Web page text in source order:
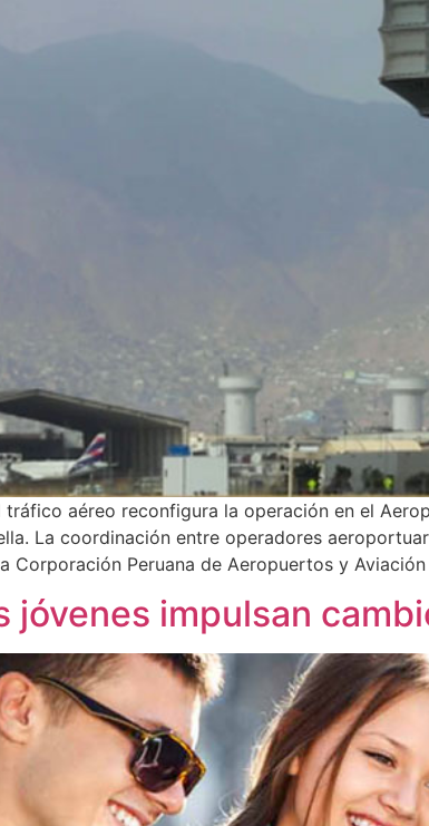
tráfico aéreo reconfigura la operación en el
La coordinación entre operadores
Corporación Peruana de Aeropuertos y
jóvenes impulsan